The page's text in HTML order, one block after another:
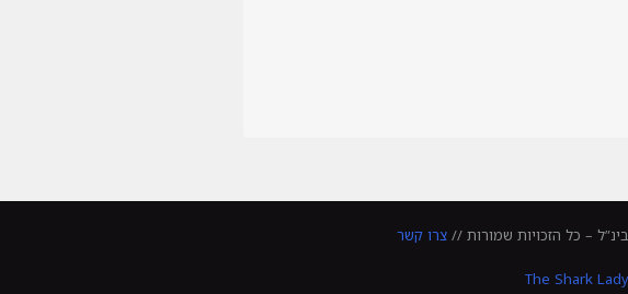
– כל הזכויות שמורות // צרו קשר